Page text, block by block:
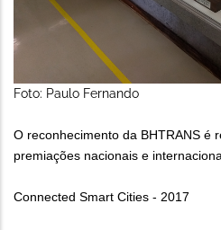
Foto: Paulo Fernando
O reconhecimento da BHTRANS é
premiações nacionais e
Connected Smart Cities - 2017